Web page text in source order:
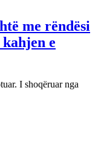
me rëndësi
e
I shoqëruar nga